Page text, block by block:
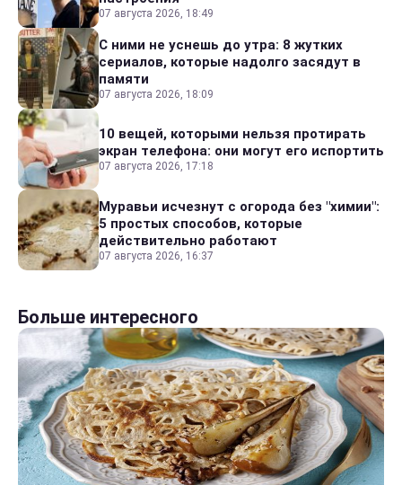
07 августа 2026, 18:49
С ними не уснешь до утра: 8 жутких
сериалов, которые надолго засядут в
памяти
07 августа 2026, 18:09
10 вещей, которыми нельзя протирать
экран телефона: они могут его испортить
07 августа 2026, 17:18
Муравьи исчезнут с огорода без "химии":
5 простых способов, которые
действительно работают
07 августа 2026, 16:37
Больше интересного